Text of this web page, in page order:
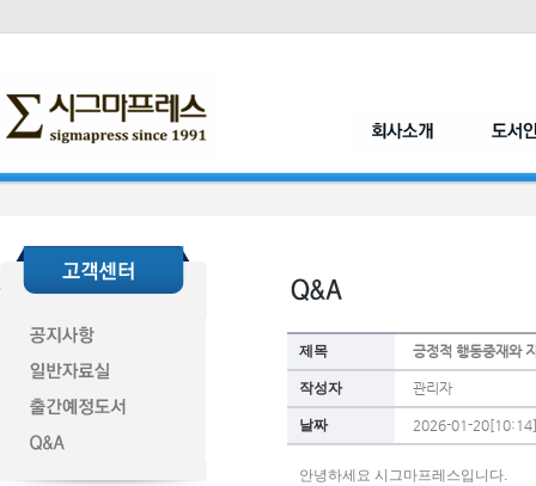
제목 긍정적 행동중재와
작성자 관리자
날짜 2026-01-20[10:14]
안녕하세요 시그마프레스입니다.